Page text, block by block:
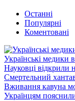
Останні
Популярні
Коментовані
Українські медики
Науковці відкрили
Смертельний
Вживання кавуна
Українцям